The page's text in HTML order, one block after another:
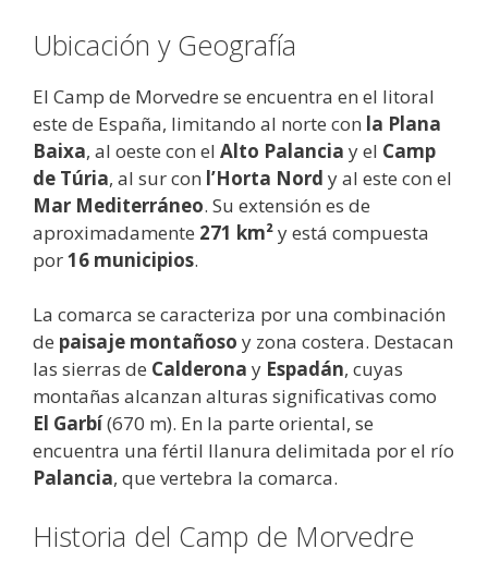
Ubicación y Geografía
El Camp de Morvedre se encuentra en el litoral
este de España, limitando al norte con la Plana
Baixa, al oeste con el Alto Palancia y el Camp
de Túria, al sur con l’Horta Nord y al este con el
Mar Mediterráneo. Su extensión es de
aproximadamente 271 km²y está compuesta
por16 municipios.
La comarca se caracteriza por una combinación
de paisaje montañoso y zona costera. Destacan
las sierras de Calderona y Espadán, cuyas
montañas alcanzan alturas significativas como
El Garbí(670 m). En la parte oriental, se
encuentra una fértil llanura delimitada por el río
Palancia, que vertebra la comarca.
Historia del Camp de Morvedre